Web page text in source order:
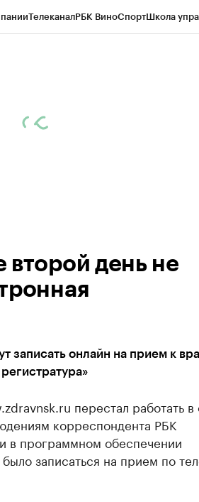
ТелеканалРБК ВиноСпортШкола
второй день не
записать онлайн на прием к
перестал работать в
корреспондента РБК
в программном обеспечении
было записаться на прием по